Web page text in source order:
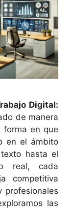
Digital:
de manera
forma en que
en el ámbito
hasta el
real, cada
competitiva
profesionales
las